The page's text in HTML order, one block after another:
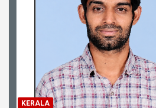
KERALA